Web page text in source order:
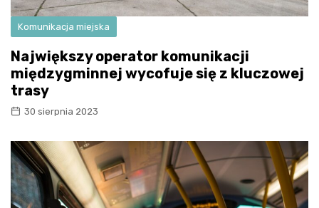
Komunikacja miejska
Największy operator komunikacji
międzygminnej wycofuje się z kluczowej
trasy
30 sierpnia 2023